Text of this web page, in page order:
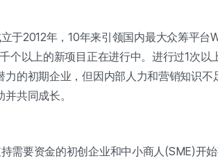
于2012年，10年来引领国内最大众筹平台
个以上的新项目正在进行中。进行过1次以
力的初期企业，但因内部人力和营销知识
共同成长。
需要资金的初创企业和中小商人(SME)开